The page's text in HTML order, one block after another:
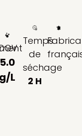
5.0
g/L
Temps
de
séchage
2 H